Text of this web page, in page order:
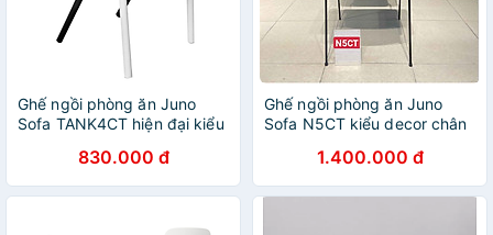
Ghế ngồi phòng ăn Juno
Sofa TANK4CT hiện đại kiểu
830.000 đ
Ghế ngồi phòng ăn Juno
Sofa N5CT kiểu decor chân
1.400.000 đ